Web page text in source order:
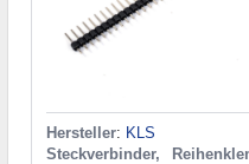
Hersteller: KLS
Steckverbinder,